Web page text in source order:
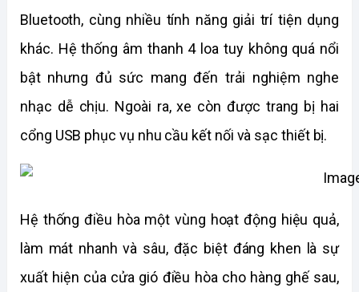
Bluetooth, cùng nhiều tính năng giải trí tiện dụng
khác. Hệ thống âm thanh 4 loa tuy không quá nổi
bật nhưng đủ sức mang đến trải nghiệm nghe
nhạc dễ chịu. Ngoài ra, xe còn được trang bị hai
cổng USB phục vụ nhu cầu kết nối và sạc thiết bị.
Hệ thống điều hòa một vùng hoạt động hiệu quả,
làm mát nhanh và sâu, đặc biệt đáng khen là sự
xuất hiện của cửa gió điều hòa cho hàng ghế sau,